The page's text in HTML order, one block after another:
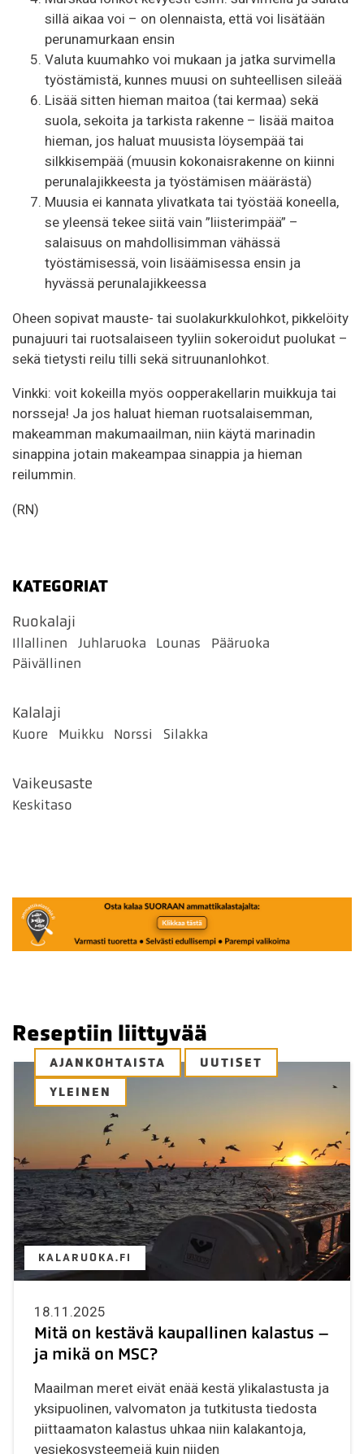
sillä aikaa voi – on olennaista, että voi lisätään
perunamurkaan ensin
Valuta kuumahko voi mukaan ja jatka survimella
työstämistä, kunnes muusi on suhteellisen sileää
Lisää sitten hieman maitoa (tai kermaa) sekä
suola, sekoita ja tarkista rakenne – lisää maitoa
hieman, jos haluat muusista löysempää tai
silkkisempää (muusin kokonaisrakenne on kiinni
perunalajikkeesta ja työstämisen määrästä)
Muusia ei kannata ylivatkata tai työstää koneella,
se yleensä tekee siitä vain ”liisterimpää” –
salaisuus on mahdollisimman vähässä
työstämisessä, voin lisäämisessa ensin ja
hyvässä perunalajikkeessa
Oheen sopivat mauste- tai suolakurkkulohkot, pikkelöity
punajuuri tai ruotsalaiseen tyyliin sokeroidut puolukat –
sekä tietysti reilu tilli sekä sitruunanlohkot.
Vinkki: voit kokeilla myös oopperakellarin muikkuja tai
norsseja! Ja jos haluat hieman ruotsalaisemman,
makeamman makumaailman, niin käytä marinadin
sinappina jotain makeampaa sinappia ja hieman
reilummin.
(RN)
KATEGORIAT
Ruokalaji
Illallinen Juhlaruoka Lounas
Pääruoka
Päivällinen
Kalalaji
Kuore Muikku Norssi Silakka
Vaikeusaste
Keskitaso
Reseptiin liittyvää
AJANKOHTAISTA
UUTISET
YLEINEN
KALARUOKA.FI
18.11.2025
Mitä on kestävä kaupallinen kalastus –
ja mikä on MSC?
Maailman meret eivät enää kestä ylikalastusta ja
yksipuolinen, valvomaton ja tutkitusta tiedosta
piittaamaton kalastus uhkaa niin kalakantoja,
vesiekosysteemejä kuin niiden